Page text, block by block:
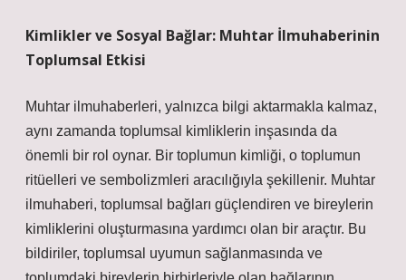
Kimlikler ve Sosyal Bağlar: Muhtar İlmuhaberinin
Toplumsal Etkisi
Muhtar ilmuhaberleri, yalnızca bilgi aktarmakla kalmaz,
aynı zamanda toplumsal kimliklerin inşasında da
önemli bir rol oynar. Bir toplumun kimliği, o toplumun
ritüelleri ve sembolizmleri aracılığıyla şekillenir. Muhtar
ilmuhaberi, toplumsal bağları güçlendiren ve bireylerin
kimliklerini oluşturmasına yardımcı olan bir araçtır. Bu
bildiriler, toplumsal uyumun sağlanmasında ve